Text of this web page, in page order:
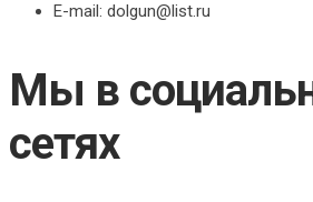
E-mail: dolgun@list.ru
Мы в
сетях